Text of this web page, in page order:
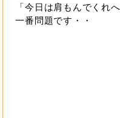
「今日は肩もんでくれ
一番問題です・・